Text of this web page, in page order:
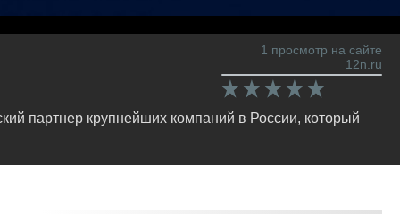
1 просмотр на сайте
12n.ru
партнер крупнейших компаний в России, который